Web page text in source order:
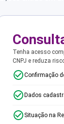
Tenha acesso
CNPJ e reduza
Confirmação
Dados
Situação na